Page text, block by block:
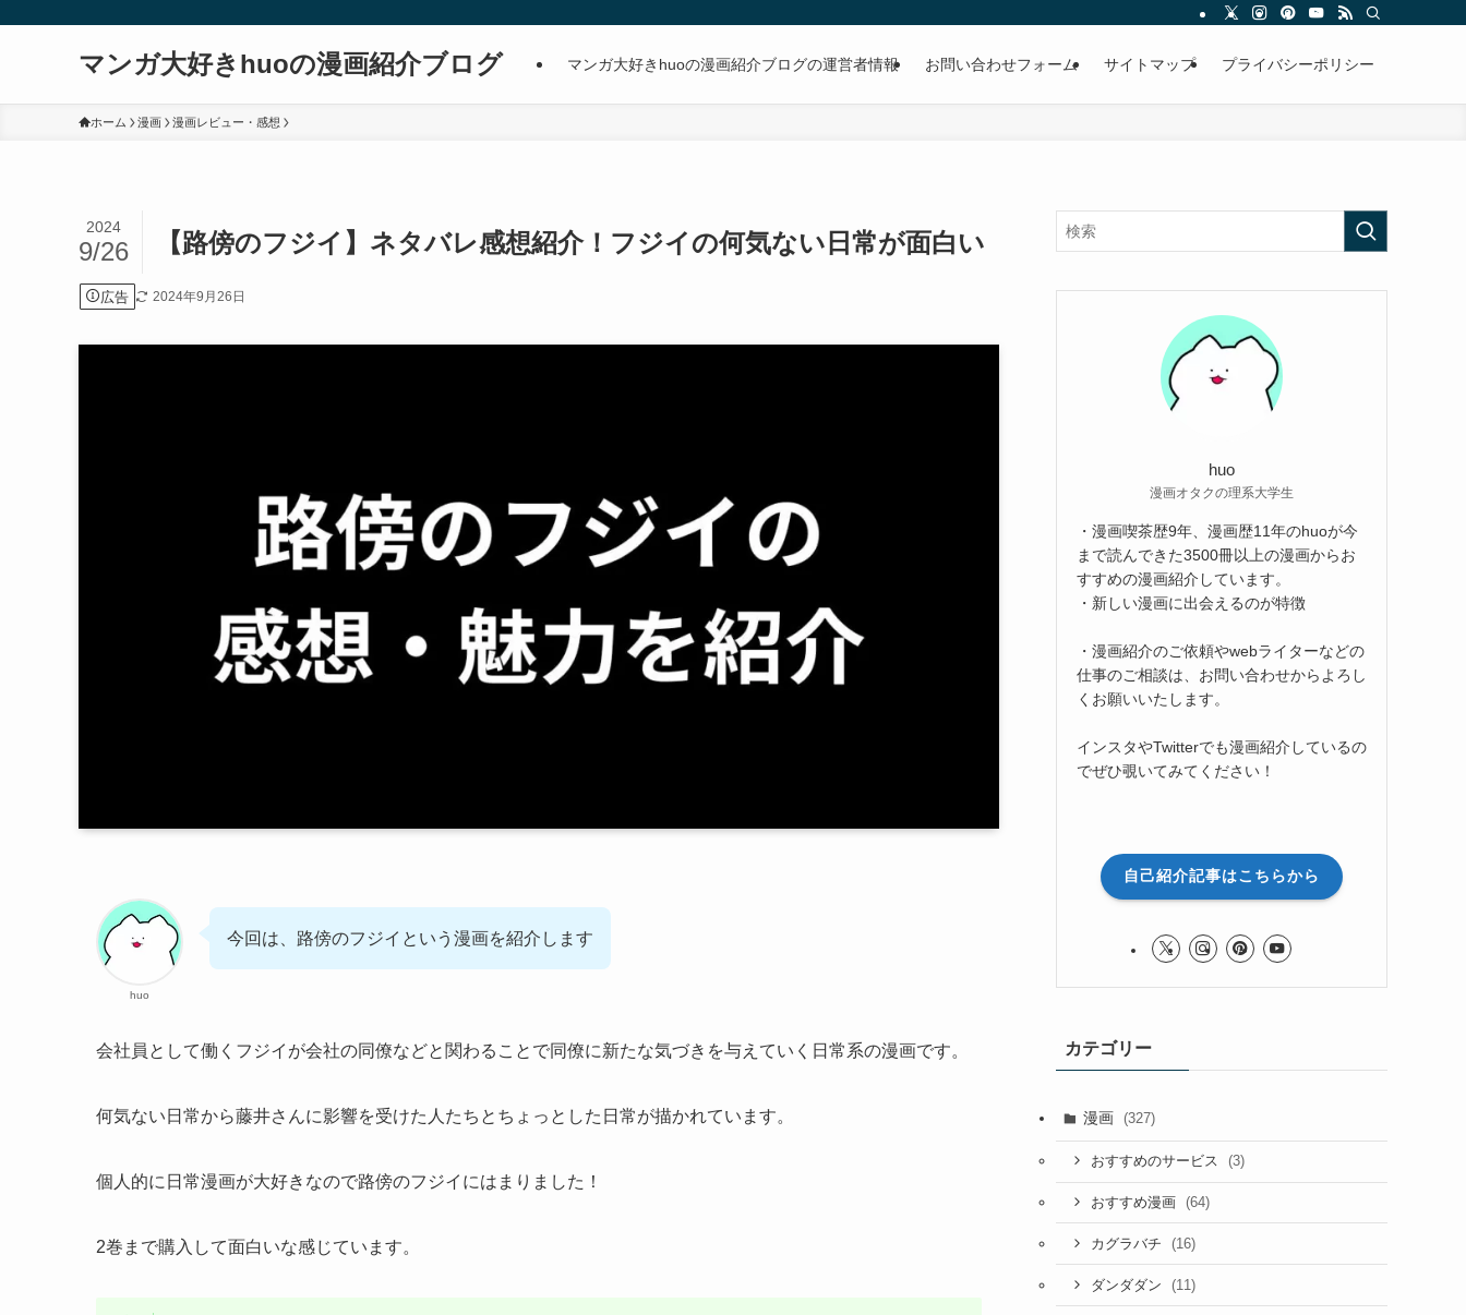
マンガ大好きhuoの漫画紹介ブログ マンガ大好きhuoの漫画紹介ブログの運営者情報 お問い合わせフォーム サイトマップ プライバシーポリシー
ホーム 漫画 漫画レビュー・感想
【路傍のフジイ】ネタバレ感想紹介！フジイの何気ない日常が面白い
2024
9/26
広告 2024年9月26日
huo
今回は、路傍のフジイという漫画を紹介します
会社員として働くフジイが会社の同僚などと関わることで同僚に新たな気づきを与えていく日常系の漫画です。
何気ない日常から藤井さんに影響を受けた人たちとちょっとした日常が描かれています。
個人的に日常漫画が大好きなので路傍のフジイにはまりました！
2巻まで購入して面白いな感じています。
huo
漫画オタクの理系大学生
・漫画喫茶歴9年、漫画歴11年のhuoが今
まで読んできた3500冊以上の漫画からお
すすめの漫画紹介しています。
・新しい漫画に出会えるのが特徴
・漫画紹介のご依頼やwebライターなどの
仕事のご相談は、お問い合わせからよろし
くお願いいたします。
インスタやTwitterでも漫画紹介しているの
でぜひ覗いてみてください！
自己紹介記事はこちらから
カテゴリー
漫画 (327)
おすすめのサービス (3)
おすすめ漫画 (64)
カグラバチ (16)
ダンダダン (11)